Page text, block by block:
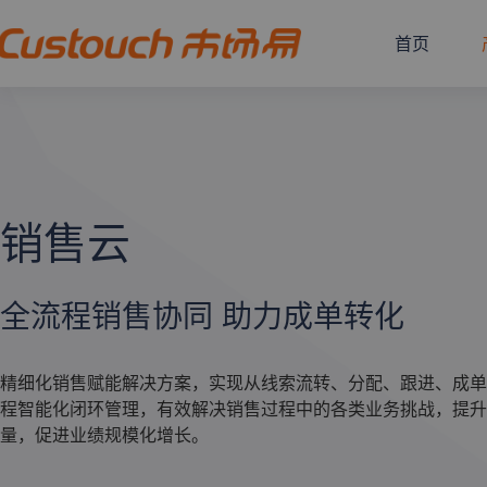
首页
销售云
全流程销售协同 助力成单转化
精细化销售赋能解决方案，实现从线索流转、分配、跟进、成
程智能化闭环管理，有效解决销售过程中的各类业务挑战，提
量，促进业绩规模化增长。